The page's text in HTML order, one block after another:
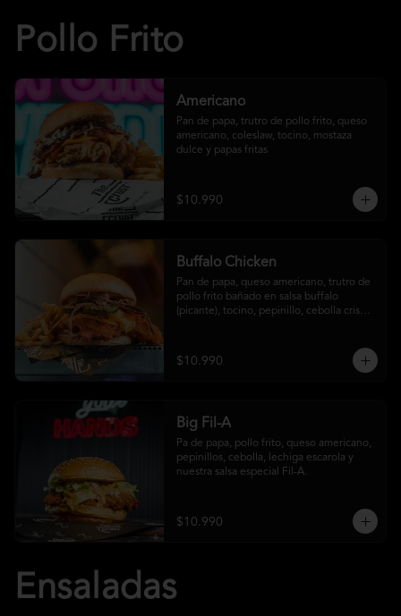
Pollo Frito
Americano
Pan de papa, trutro de pollo frito, queso
americano, coleslaw, tocino, mostaza
dulce y papas fritas
$10.990
Buffalo Chicken
Pan de papa, queso americano, trutro de
pollo frito bañado en salsa buffalo
(picante), tocino, pepinillo, cebolla crispy,
$10.990
Big Fil-A
Pa de papa, pollo frito, queso americano,
pepinillos, cebolla, lechiga escarola y
nuestra salsa especial Fil-A.
$10.990
Ensaladas